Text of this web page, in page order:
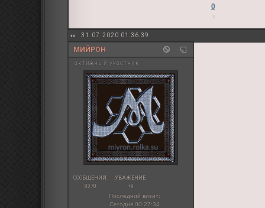
0
31.07.2020 01:36:39
МИЙРОН
активный участник
СООБЩЕНИЙ:
8370
УВАЖЕНИЕ:
+9
Последний визит:
Сегодня 00:27:34